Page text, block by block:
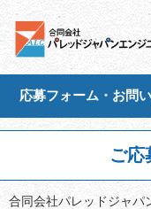
応募フォーム・お問
ご応
合同会社パレッドジャパ